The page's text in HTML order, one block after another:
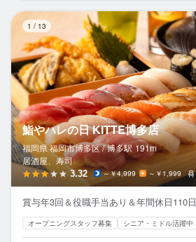
1 / 13
鮨やハレの日 KITTE博多店
福岡県 福岡市博多区 / 博多駅 191m
居酒屋、寿司
3.32 ～￥4,999 ～￥1,999
賞与年3回＆役職手当あり＆年間休日110日
オープニングスタッフ募集 シニア・ミドル活躍中